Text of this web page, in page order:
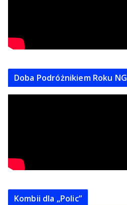
Doba Podróżnikiem Roku NG
Kombii dla „Polic”